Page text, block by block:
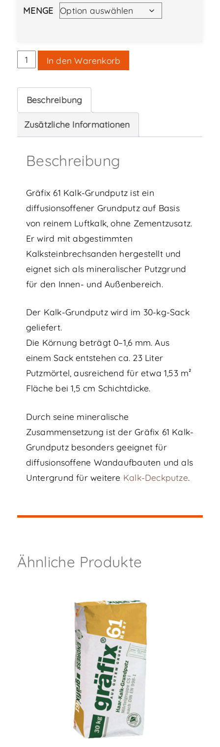
MENGE
Gräfix
Kalk-
Grundputz
In den Warenkorb
Beschreibung
Zusätzliche Informationen
Beschreibung
Gräfix 61 Kalk-Grundputz ist ein
diffusionsoffener Grundputz auf Basis
von reinem Luftkalk, ohne Zementzusatz.
Er wird mit abgestimmten
Kalksteinbrechsanden hergestellt und
eignet sich als mineralischer Putzgrund
für den Innen- und Außenbereich.
Der Kalk-Grundputz wird im 30-kg-Sack
geliefert.
Die Körnung beträgt 0–1,6 mm. Aus
einem Sack entstehen ca. 23 Liter
Putzmörtel, ausreichend für etwa 1,53 m²
Fläche bei 1,5 cm Schichtdicke.
Durch seine mineralische
Zusammensetzung ist der Gräfix 61 Kalk-
Grundputz besonders geeignet für
diffusionsoffene Wandaufbauten und als
Untergrund für weitere Kalk-Deckputze.
Ähnliche Produkte